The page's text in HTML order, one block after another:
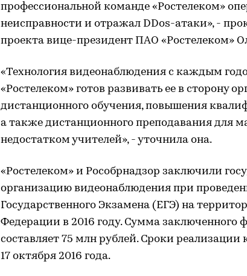
профессиональной команде «Ростелеком»
неисправности и отражал DDos-атаки», -
проекта вице-президент ПАО «Ростелеком»
«Технология видеонаблюдения с каждым
«Ростелеком» готов развивать ее в сторону
дистанционного обучения, повышения
а также дистанционного преподавания для
недостатком учителей», - уточнила она.
«Ростелеком» и Рособрнадзор заключили
организацию видеонаблюдения при
Государственного Экзамена (ЕГЭ) на
Федерации в 2016 году. Сумма заключенного
составляет 75 млн рублей. Сроки реализации
17 октября 2016 года.